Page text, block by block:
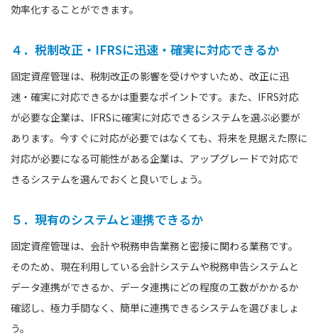
効率化することができます。
４．税制改正・IFRSに迅速・確実に対応できるか
固定資産管理は、税制改正の影響を受けやすいため、改正に迅
速・確実に対応できるかは重要なポイントです。また、IFRS対応
が必要な企業は、IFRSに確実に対応できるシステムを選ぶ必要が
あります。今すぐに対応が必要ではなくても、将来を見据えた際に
対応が必要になる可能性がある企業は、アップグレードで対応で
きるシステムを選んでおくと良いでしょう。
５．現有のシステムと連携できるか
固定資産管理は、会計や税務申告業務と密接に関わる業務です。
そのため、現在利用している会計システムや税務申告システムと
データ連携ができるか、データ連携にどの程度の工数がかかるか
確認し、極力手間なく、簡単に連携できるシステムを選びましょ
う。